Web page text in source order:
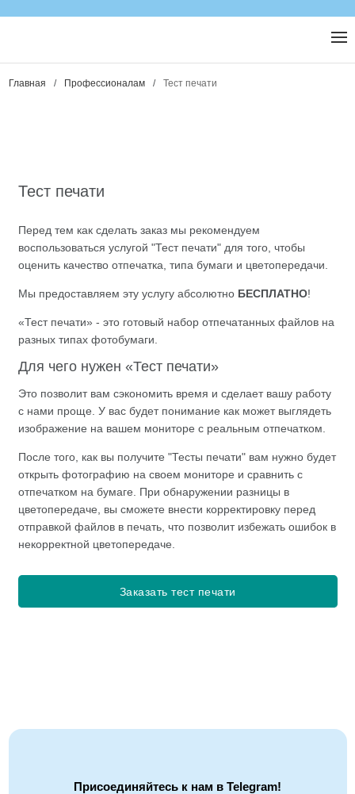
Главная / Профессионалам / Тест печати
Тест печати
Перед тем как сделать заказ мы рекомендуем
воспользоваться услугой "Тест печати" для того, чтобы
оценить качество отпечатка, типа бумаги и цветопередачи.
Мы предоставляем эту услугу абсолютно БЕСПЛАТНО!
«Тест печати» - это готовый набор отпечатанных файлов на
разных типах фотобумаги.
Для чего нужен «Тест печати»
Это позволит вам сэкономить время и сделает вашу работу
с нами проще. У вас будет понимание как может выглядеть
изображение на вашем мониторе с реальным отпечатком.
После того, как вы получите "Тесты печати" вам нужно будет
открыть фотографию на своем мониторе и сравнить с
отпечатком на бумаге. При обнаружении разницы в
цветопередаче, вы сможете внести корректировку перед
отправкой файлов в печать, что позволит избежать ошибок в
некорректной цветопередаче.
Заказать тест печати
Присоединяйтесь к нам в Telegram!